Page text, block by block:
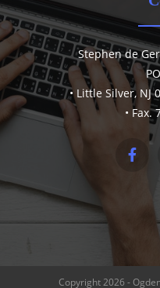
Stephen de
• Little Silver, NJ
• Fax.
Copyright 2026 -